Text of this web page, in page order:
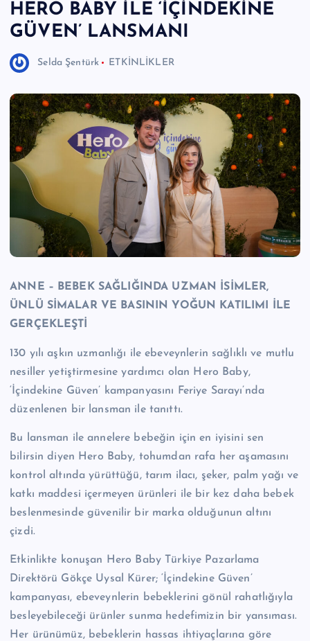
e
I
Ö
z
g
ü
n
H
a
b
e
ri
M
e
r
e
zi
HERO BABY İLE ‘İÇİNDEKİNE
GÜVEN’ LANSMANI
Selda Şentürk ETKİNLİKLER
ANNE – BEBEK SAĞLIĞINDA UZMAN İSİMLER,
ÜNLÜ SİMALAR VE BASININ YOĞUN KATILIMI İLE
GERÇEKLEŞTİ
130 yılı aşkın uzmanlığı ile ebeveynlerin sağlıklı ve mutlu
nesiller yetiştirmesine yardımcı olan Hero Baby,
‘İçindekine Güven’ kampanyasını Feriye Sarayı’nda
düzenlenen bir lansman ile tanıttı.
Bu lansman ile annelere bebeğin için en iyisini sen
bilirsin diyen Hero Baby, tohumdan rafa her aşamasını
kontrol altında yürüttüğü, tarım ilacı, şeker, palm yağı ve
katkı maddesi içermeyen ürünleri ile bir kez daha bebek
beslenmesinde güvenilir bir marka olduğunun altını
çizdi.
Etkinlikte konuşan Hero Baby Türkiye Pazarlama
Direktörü Gökçe Uysal Kürer; ‘İçindekine Güven’
kampanyası, ebeveynlerin bebeklerini gönül rahatlığıyla
besleyebileceği ürünler sunma hedefimizin bir yansıması.
Her ürünümüz, bebeklerin hassas ihtiyaçlarına göre